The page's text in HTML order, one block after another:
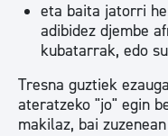
eta baita jatorri
adibidez djembe
kubatarrak, edo
Tresna guztiek
ateratzeko "jo" egin
makilaz, bai